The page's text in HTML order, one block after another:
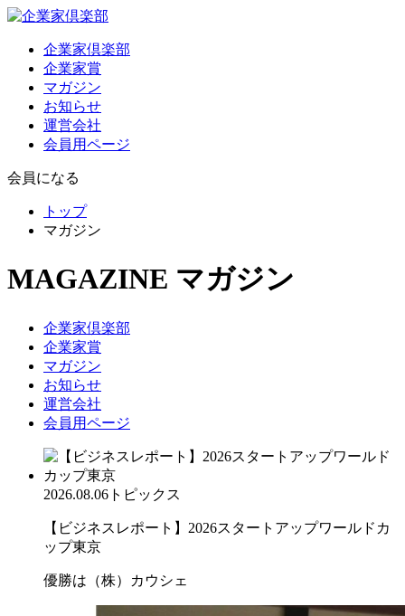
企業家倶楽部
企業家賞
マガジン
お知らせ
運営会社
会員用ページ
会員になる
トップ
マガジン
MAGAZINE マガジン
企業家倶楽部
企業家賞
マガジン
お知らせ
運営会社
会員用ページ
2026.08.06 トピックス
【ビジネスレポート】2026スタートアップワールドカ
ップ東京
優勝は（株）カウシェ